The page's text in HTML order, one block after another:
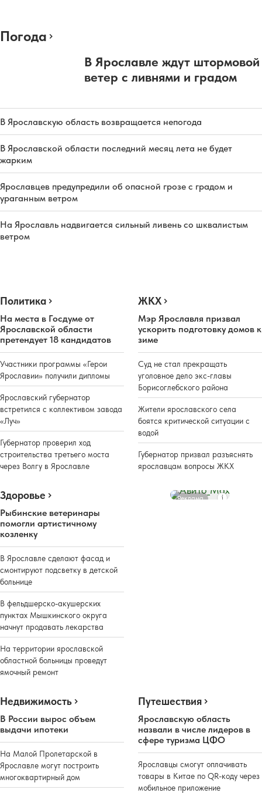
Погода
В Ярославле ждут штормовой
ветер с ливнями и градом
В Ярославскую область возвращается непогода
В Ярославской области последний месяц лета не будет
жарким
Ярославцев предупредили об опасной грозе с градом и
ураганным ветром
На Ярославль надвигается сильный ливень со шквалистым
ветром
Политика
На места в Госдуме от
Ярославской области
претендует 18 кандидатов
Участники программы «Герои
Ярославии» получили дипломы
Ярославский губернатор
встретился с коллективом завода
«Луч»
Губернатор проверил ход
строительства третьего моста
через Волгу в Ярославле
ЖКХ
Мэр Ярославля призвал
ускорить подготовку домов к
зиме
Суд не стал прекращать
уголовное дело экс-главы
Борисоглебского района
Жители ярославского села
боятся критической ситуации с
водой
Губернатор призвал разъяснять
ярославцам вопросы ЖКХ
Здоровье
Рыбинские ветеринары
помогли артистичному
козленку
В Ярославле сделают фасад и
смонтируют подсветку в детской
больнице
В фельдшерско-акушерских
пунктах Мышкинского округа
начнут продавать лекарства
На территории ярославской
областной больницы проведут
ямочный ремонт
Реклама
Недвижимость
В России вырос объем
выдачи ипотеки
На Малой Пролетарской в
Ярославле могут построить
многоквартирный дом
Путешествия
Ярославскую область
назвали в числе лидеров в
сфере туризма ЦФО
Ярославцы смогут оплачивать
товары в Китае по QR-коду через
мобильное приложение